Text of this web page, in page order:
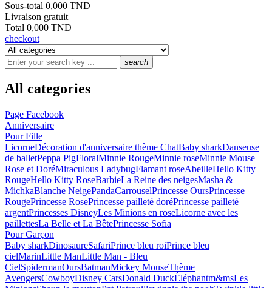
Sous-total 0,000 TND
Livraison gratuit
Total 0,000 TND
checkout
search
All categories
Page Facebook
Anniversaire
Pour Fille
LicorneDécoration d'anniversaire thème ChatBaby sharkDanseuse
de balletPeppa PigFloralMinnie RougeMinnie roseMinnie Mouse
Rose et DoréMiraculous LadybugFlamant roseAbeilleHello Kitty
RougeHello Kitty RoseBarbieLa Reine des neigesMasha &
MichkaBlanche NeigePandaCarrouselPrincesse OursPrincesse
RougePrincesse RosePrincesse pailleté doréPrincesse pailleté
argentPrincesses DisneyLes Minions en roseLicorne avec les
paillettesLa Belle et La BêtePrincesse Sofia
Pour Garçon
Baby sharkDinosaureSafariPrince bleu roiPrince bleu
cielMarinLittle ManLittle Man - Bleu
CielSpidermanOursBatmanMickey MouseThème
AvengersCowboyDisney CarsDonald DuckÉléphantm&msLes